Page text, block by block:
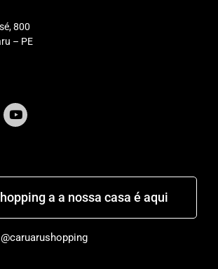
800
– PE
a a nossa casa é aqui
@caruarushopping